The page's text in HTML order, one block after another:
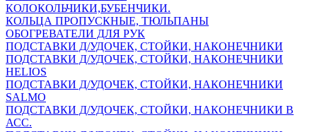
КОЛОКОЛЬЧИКИ,БУБЕНЧИКИ.
КОЛЬЦА ПРОПУСКНЫЕ, ТЮЛЬПАНЫ
ОБОГРЕВАТЕЛИ ДЛЯ РУК
ПОДСТАВКИ Д/УДОЧЕК, СТОЙКИ, НАКОНЕЧНИКИ
ПОДСТАВКИ Д/УДОЧЕК, СТОЙКИ, НАКОНЕЧНИКИ
HELIOS
ПОДСТАВКИ Д/УДОЧЕК, СТОЙКИ, НАКОНЕЧНИКИ
SALMO
ПОДСТАВКИ Д/УДОЧЕК, СТОЙКИ, НАКОНЕЧНИКИ В
АСС.